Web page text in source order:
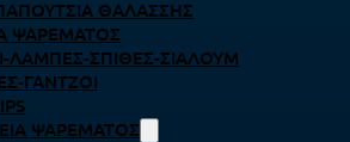
ΘΑΛΆΣΣΗΣ
ΨΑΡΈΜΑΤΟΣ
ΛΆΜΠΕΣ-ΣΠΊΘΕΣ-ΣΊΑΛΟΥΜ
ΓΆΝΤΖΟΙ
ΨΑΡΈΜΑΤΟΣ